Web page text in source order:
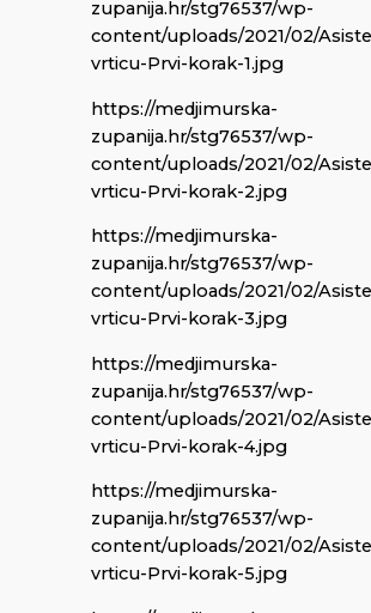
zupanija.hr/stg76537/wp-
content/uploads/2021/02/
vrticu-Prvi-korak-1.jpg
https://medjimurska-
zupanija.hr/stg76537/wp-
content/uploads/2021/02/
vrticu-Prvi-korak-2.jpg
https://medjimurska-
zupanija.hr/stg76537/wp-
content/uploads/2021/02/
vrticu-Prvi-korak-3.jpg
https://medjimurska-
zupanija.hr/stg76537/wp-
content/uploads/2021/02/
vrticu-Prvi-korak-4.jpg
https://medjimurska-
zupanija.hr/stg76537/wp-
content/uploads/2021/02/
vrticu-Prvi-korak-5.jpg